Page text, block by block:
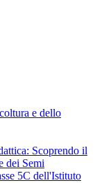
e dello
Scoprendo il
dei Semi
5C dell'Istituto